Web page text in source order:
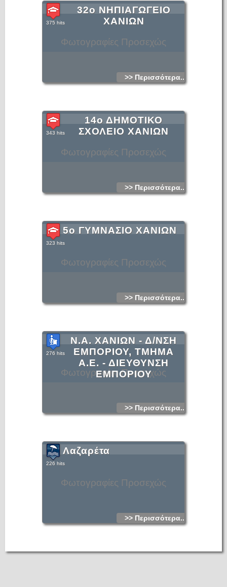
Φωτογραφίες Προσεχώς
32ο ΝΗΠΙΑΓΩΓΕΙΟ
ΧΑΝΙΩΝ
375 hits
>> Περισσότερα...
Φωτογραφίες Προσεχώς
14ο ΔΗΜΟΤΙΚΟ
ΣΧΟΛΕΙΟ ΧΑΝΙΩΝ
343 hits
>> Περισσότερα...
Φωτογραφίες Προσεχώς
5ο ΓΥΜΝΑΣΙΟ ΧΑΝΙΩΝ
323 hits
>> Περισσότερα...
Φωτογραφίες Προσεχώς
Ν.Α. ΧΑΝΙΩΝ - Δ/ΝΣΗ
ΕΜΠΟΡΙΟΥ, ΤΜΗΜΑ
Α.Ε. - ΔΙΕΥΘΥΝΣΗ
ΕΜΠΟΡΙΟΥ
276 hits
>> Περισσότερα...
Φωτογραφίες Προσεχώς
Λαζαρέτα
226 hits
>> Περισσότερα...